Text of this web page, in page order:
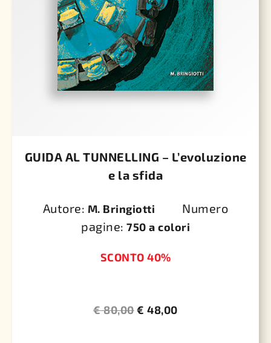
GUIDA AL TUNNELLING – L’evoluzione
e la sfida
Autore: M. Bringiotti Numero
pagine: 750 a colori
SCONTO 40%
€80,00€ 48,00